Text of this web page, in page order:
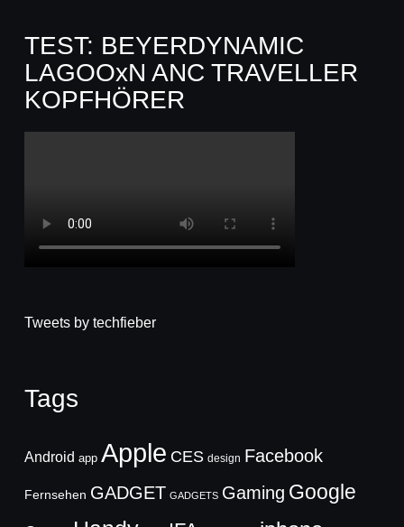
TEST: BEYERDYNAMIC
LAGOOxN ANC TRAVELLER
KOPFHÖRER
Tweets by techfieber
Tags
Android app Apple CES design Facebook
Fernsehen GADGET GADGETS Gaming Google